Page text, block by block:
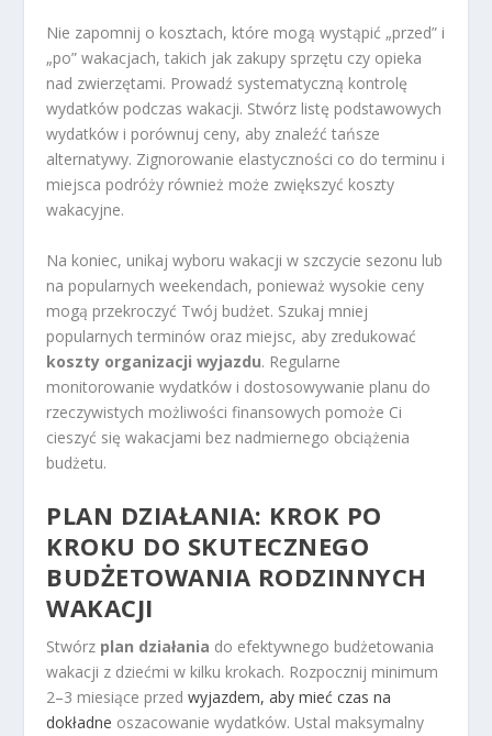
Nie zapomnij o kosztach, które mogą wystąpić „przed” i
„po” wakacjach, takich jak zakupy sprzętu czy opieka
nad zwierzętami. Prowadź systematyczną kontrolę
wydatków podczas wakacji. Stwórz listę podstawowych
wydatków i porównuj ceny, aby znaleźć tańsze
alternatywy. Zignorowanie elastyczności co do terminu i
miejsca podróży również może zwiększyć koszty
wakacyjne.
Na koniec, unikaj wyboru wakacji w szczycie sezonu lub
na popularnych weekendach, ponieważ wysokie ceny
mogą przekroczyć Twój budżet. Szukaj mniej
popularnych terminów oraz miejsc, aby zredukować
koszty organizacji wyjazdu. Regularne
monitorowanie wydatków i dostosowywanie planu do
rzeczywistych możliwości finansowych pomoże Ci
cieszyć się wakacjami bez nadmiernego obciążenia
budżetu.
PLAN DZIAŁANIA: KROK PO
KROKU DO SKUTECZNEGO
BUDŻETOWANIA RODZINNYCH
WAKACJI
Stwórz plan działania do efektywnego budżetowania
wakacji z dziećmi w kilku krokach. Rozpocznij minimum
2–3 miesiące przedwyjazdem, aby mieć czas na
dokładne oszacowanie wydatków. Ustal maksymalny